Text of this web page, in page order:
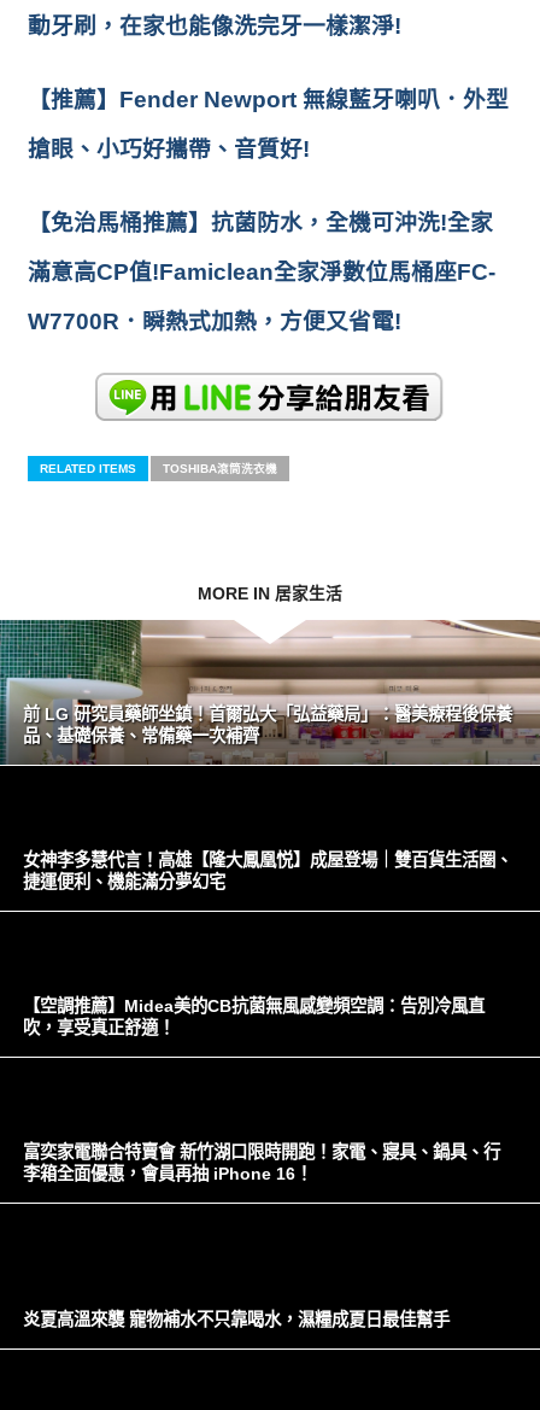
動牙刷，在家也能像洗完牙一樣潔淨!
【推薦】Fender Newport 無線藍牙喇叭．外型
搶眼、小巧好攜帶、音質好!
【免治馬桶推薦】抗菌防水，全機可沖洗!全家
滿意高CP值!Famiclean全家淨數位馬桶座FC-
W7700R．瞬熱式加熱，方便又省電!
RELATED ITEMS TOSHIBA滾筒洗衣機
MORE IN 居家生活
前 LG 研究員藥師坐鎮！首爾弘大「弘益藥局」：醫美療程後保養
品、基礎保養、常備藥一次補齊
女神李多慧代言！高雄【隆大鳳凰悦】成屋登場｜雙百貨生活圈、
捷運便利、機能滿分夢幻宅
【空調推薦】Midea美的CB抗菌無風感變頻空調：告別冷風直
吹，享受真正舒適！
富奕家電聯合特賣會 新竹湖口限時開跑！家電、寢具、鍋具、行
李箱全面優惠，會員再抽 iPhone 16！
炎夏高溫來襲 寵物補水不只靠喝水，濕糧成夏日最佳幫手